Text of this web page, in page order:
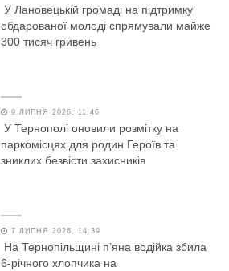
У Лановецькій громаді на підтримку
обдарованої молоді спрямували майже
300 тисяч гривень
9 ЛИПНЯ 2026, 11:46
У Тернополі оновили розмітку на
паркомісцях для родин Героїв та
зниклих безвісти захисників
7 ЛИПНЯ 2026, 14:39
На Тернопільщині п’яна водійка збила
6-річного хлопчика на